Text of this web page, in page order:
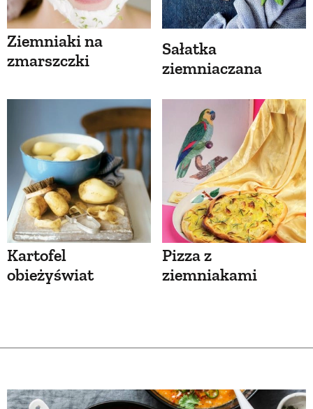
Ziemniaki na
zmarszczki
Sałatka
ziemniaczana
Kartofel
obieżyświat
Pizza z
ziemniakami